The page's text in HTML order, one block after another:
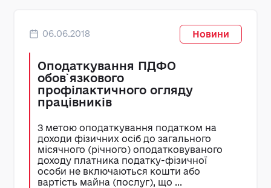
06.06.2018 Новини
Оподаткування ПДФО
обов`язкового
профілактичного огляду
працівників
З метою оподаткування податком на
доходи фізичних осіб до загального
місячного (річного) оподатковуваного
доходу платника податку-фізичної
особи не включаються кошти або
вартість майна (послуг), що ...